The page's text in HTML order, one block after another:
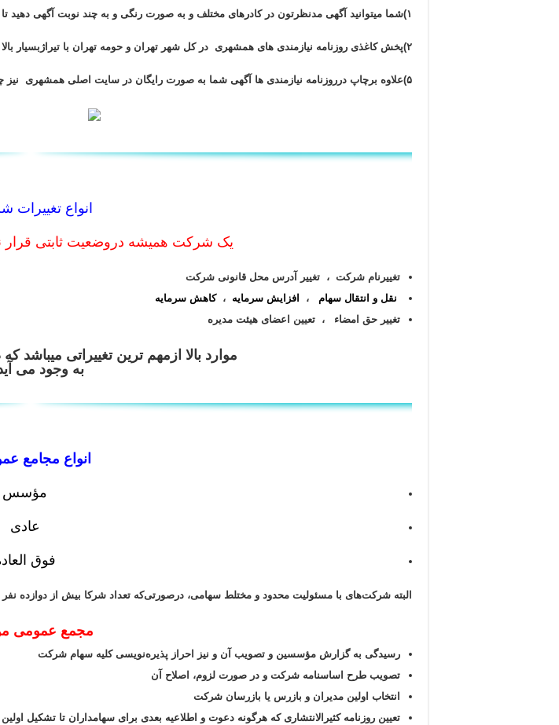
۱)شما میتوانید آگهی مدنظرتون در کادرهای مختلف و به صورت رنگی و به چند نوبت آگهی دهید تا نتیجه ی مطلوب را بدست آورید.
۲)پخش کاغذی روزنامه نیازمندی های همشهری در کل شهر تهران و حومه تهران با تیراژبسیار بالا به صورت روزانه انجام میشود.
۵)علاوه برچاپ درروزنامه نیازمندی ها آگهی شما به صورت رایگان در سایت اصلی همشهری نیز چاپ خواهدشد.
انواع تغییرات
یک شرکت همیشه دروضعیت ثابتی قرار
تغییرنام شرکت ، تغییر آدرس محل قانونی شرکت
نقل و انتقال سهام ، افزایش سرمایه ،کاهش سرمایه
تغییر حق امضاء ، تعیین اعضای هیئت مدیره
موارد بالا ازمهم ترین تغییراتی
به وجود می
انواع مجامع
مؤسس
عادی
فوق
البته شرکت‌های با مسئولیت محدود و مختلط سهامی، درصورتی‌که تعداد شرکا بیش از دوازده
مجمع عمومی
رسیدگی به گزارش مؤسسین و تصویب آن و نیز احراز پذیره‌نویسی کلیه سهام شرکت
تصویب طرح اساسنامه شرکت و در صورت لزوم، اصلاح آن
انتخاب اولین مدیران و بازرس یا بازرسان شرکت
تعیین روزنامه کثیرالانتشاری که هرگونه دعوت و اطلاعیه بعدی برای سهامداران تا تشکیل